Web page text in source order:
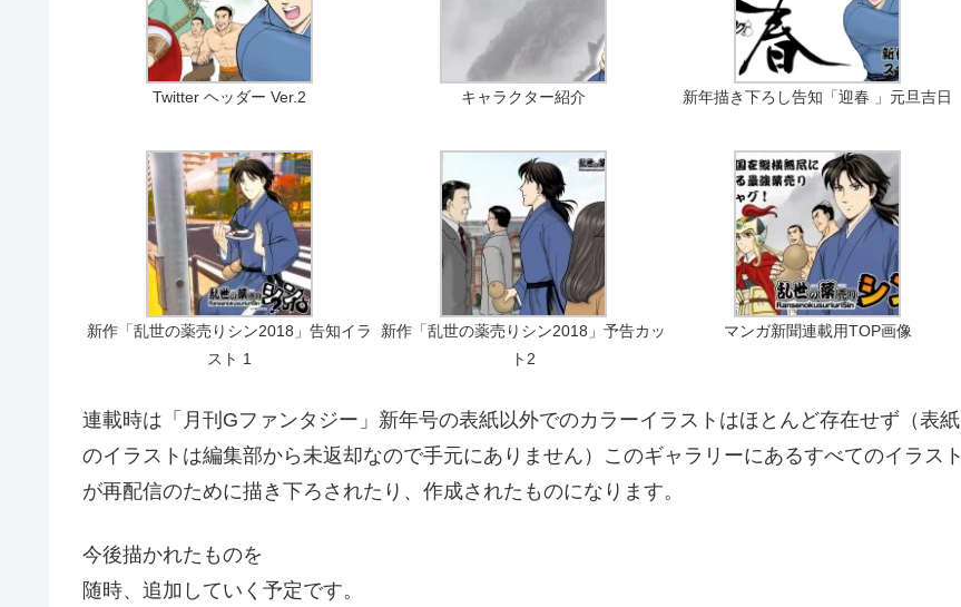
Twitter ヘッダー Ver.2 キャラクター紹介 新年描き下ろし告知「迎春 」元旦吉日
新作「乱世の薬売りシン2018」告知イラ
スト 1
新作「乱世の薬売りシン2018」予告カッ
ト2
マンガ新聞連載用TOP画像
連載時は「月刊Gファンタジー」新年号の表紙以外でのカラーイラストはほとんど存在せず（表紙
のイラストは編集部から未返却なので手元にありません）このギャラリーにあるすべてのイラスト
が再配信のために描き下ろされたり、作成されたものになります。
今後描かれたものを
随時、追加していく予定です。